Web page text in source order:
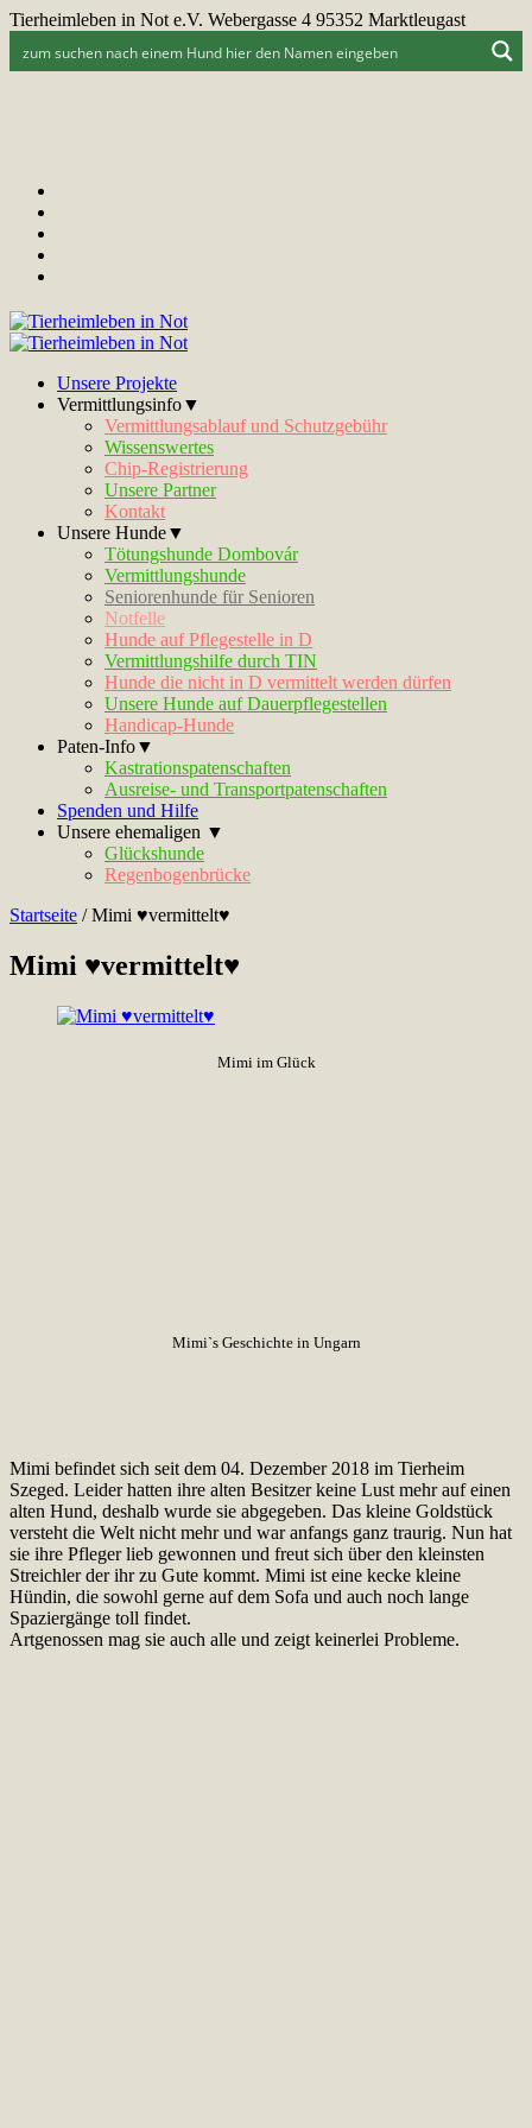
Tierheimleben in Not e.V. Webergasse 4 95352 Marktleugast
Unsere Projekte
Vermittlungsinfo▼
Vermittlungsablauf und Schutzgebühr
Wissenswertes
Chip-Registrierung
Unsere Partner
Kontakt
Unsere Hunde▼
Tötungshunde Dombovár
Vermittlungshunde
Seniorenhunde für Senioren
Notfelle
Hunde auf Pflegestelle in D
Vermittlungshilfe durch TIN
Hunde die nicht in D vermittelt werden dürfen
Unsere Hunde auf Dauerpflegestellen
Handicap-Hunde
Paten-Info▼
Kastrationspatenschaften
Ausreise- und Transportpatenschaften
Spenden und Hilfe
Unsere ehemaligen ▼
Glückshunde
Regenbogenbrücke
Startseite /Mimi ♥vermittelt♥
Mimi ♥vermittelt♥
Mimi im Glück
Mimi`s Geschichte in Ungarn
Mimi befindet sich seit dem 04. Dezember 2018 im Tierheim
Szeged. Leider hatten ihre alten Besitzer keine Lust mehr auf einen
alten Hund, deshalb wurde sie abgegeben. Das kleine Goldstück
versteht die Welt nicht mehr und war anfangs ganz traurig. Nun hat
sie ihre Pfleger lieb gewonnen und freut sich über den kleinsten
Streichler der ihr zu Gute kommt. Mimi ist eine kecke kleine
Hündin, die sowohl gerne auf dem Sofa und auch noch lange
Spaziergänge toll findet.
Artgenossen mag sie auch alle und zeigt keinerlei Probleme.